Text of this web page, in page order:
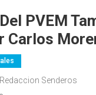
PVEM
Carlos
Redaccion Senderos